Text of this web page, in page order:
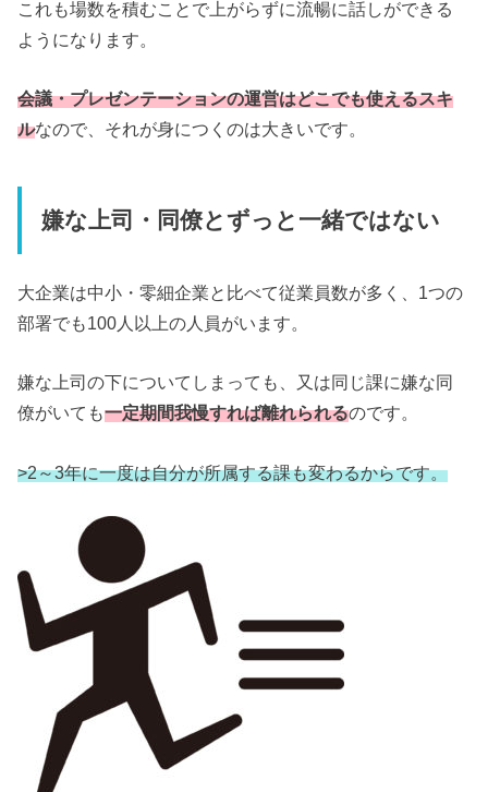
これも場数を積むことで上がらずに流暢に話しができる
ようになります。
会議・プレゼンテーションの運営はどこでも使えるスキ
ルなので、それが身につくのは大きいです。
嫌な上司・同僚とずっと一緒ではない
大企業は中小・零細企業と比べて従業員数が多く、1つの
部署でも100人以上の人員がいます。
嫌な上司の下についてしまっても、又は同じ課に嫌な同
僚がいても一定期間我慢すれば離れられるのです。
>2～3年に一度は自分が所属する課も変わるからです。